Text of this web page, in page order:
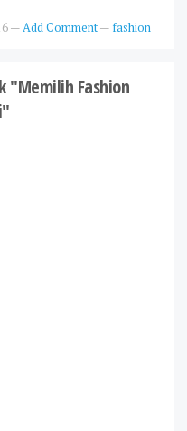
—Add Comment— fashion
"Memilih Fashion